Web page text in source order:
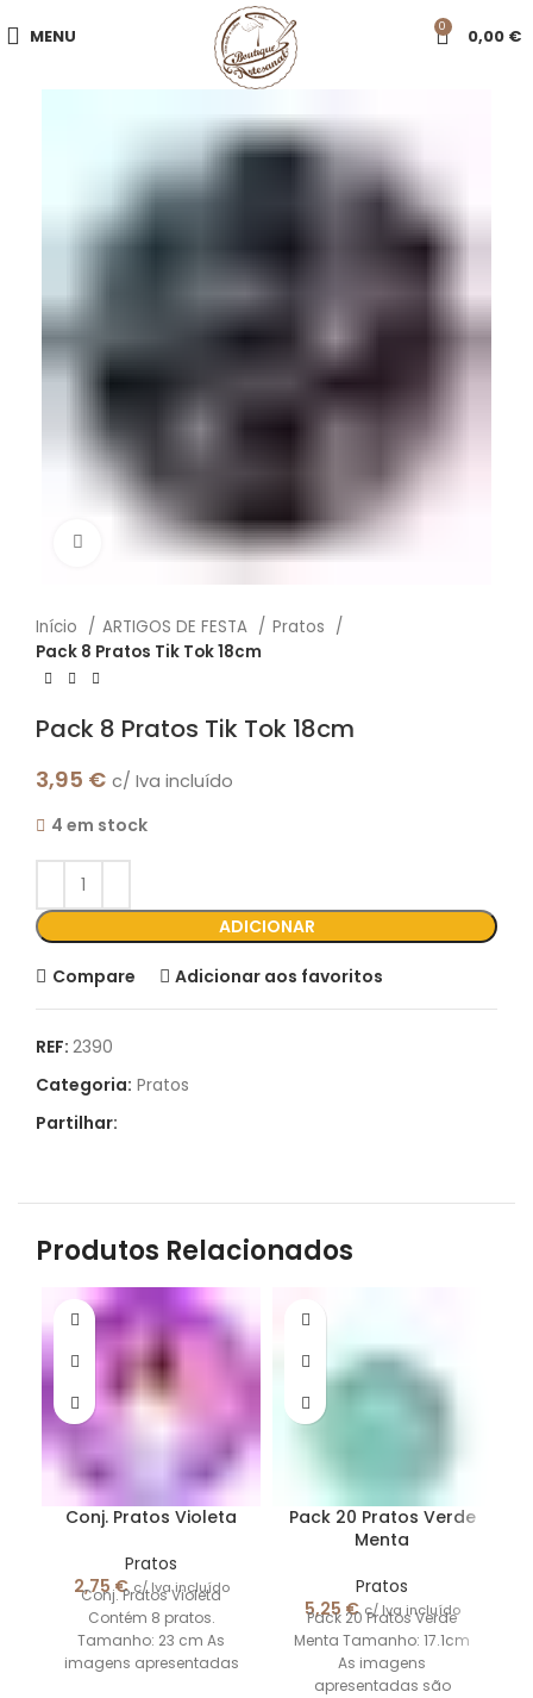
MENU 0 0,00 €
Click to enlarge
Início ARTIGOS DE FESTA
Pratos
Pack 8 Pratos Tik Tok 18cm
Pack 8 Pratos Tik Tok 18cm
3,95 € c/ Iva incluído
4 em stock
ADICIONAR
Compare Adicionar aos favoritos
REF: 2390
Categoria: Pratos
Partilhar:
Produtos Relacionados
Conj. Pratos Violeta
Pratos
2,75€ c/ Iva incluído
Conj. Pratos Violeta
Contém 8 pratos.
Tamanho: 23 cm As
imagens apresentadas
Pack 20 Pratos Verde
Menta
Pratos
5,25 € c/ Iva incluído
Pack 20 Pratos Verde
Menta Tamanho: 17.1cm
As imagens
apresentadas são